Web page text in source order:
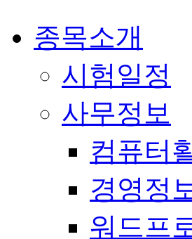
종목소개
시험일정
사무정보
컴퓨터
경영정
워드프